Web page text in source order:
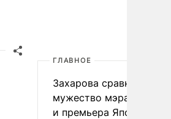
ГЛАВНОЕ
Захарова сравнила
мужество мэра
и премьера Японии